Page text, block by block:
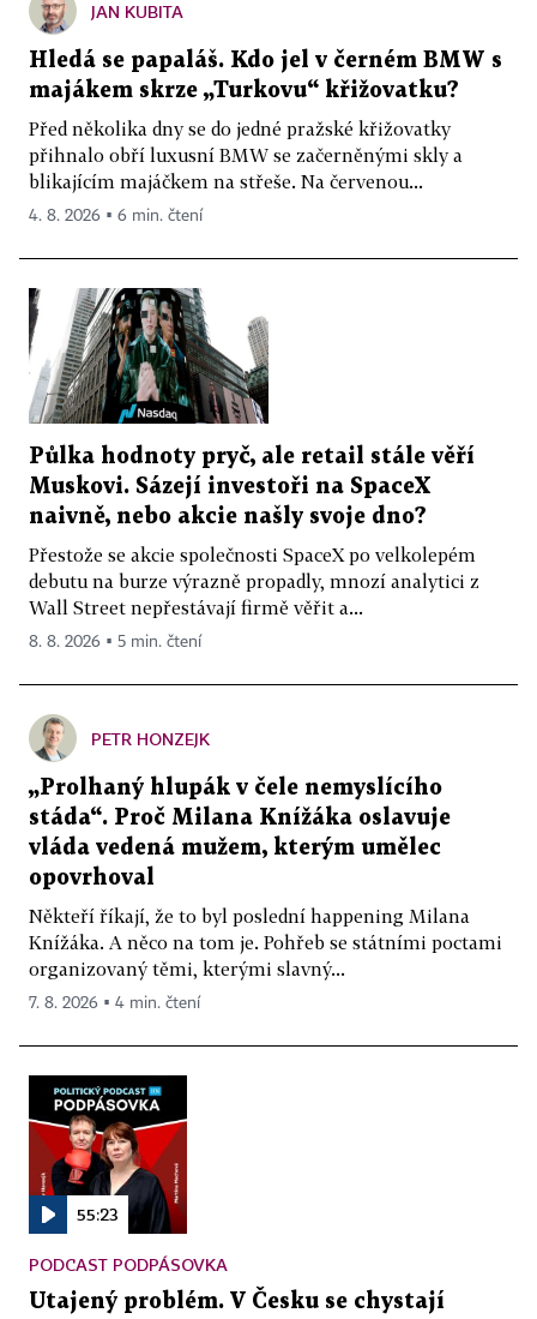
JAN KUBITA
Hledá se papaláš. Kdo jel v černém BMW s
majákem skrze „Turkovu“ křižovatku?
Před několika dny se do jedné pražské křižovatky
přihnalo obří luxusní BMW se začerněnými skly a
blikajícím majáčkem na střeše. Na červenou...
4. 8. 2026 ▪ 6 min. čtení
Půlka hodnoty pryč, ale retail stále věří
Muskovi. Sázejí investoři na SpaceX
naivně, nebo akcie našly svoje dno?
Přestože se akcie společnosti SpaceX po velkolepém
debutu na burze výrazně propadly, mnozí analytici z
Wall Street nepřestávají firmě věřit a...
8. 8. 2026 ▪ 5 min. čtení
PETR HONZEJK
„Prolhaný hlupák v čele nemyslícího
stáda“. Proč Milana Knížáka oslavuje
vláda vedená mužem, kterým umělec
opovrhoval
Někteří říkají, že to byl poslední happening Milana
Knížáka. A něco na tom je. Pohřeb se státními poctami
organizovaný těmi, kterými slavný...
7. 8. 2026 ▪ 4 min. čtení
55:23
PODCAST PODPÁSOVKA
Utajený problém. V Česku se chystají